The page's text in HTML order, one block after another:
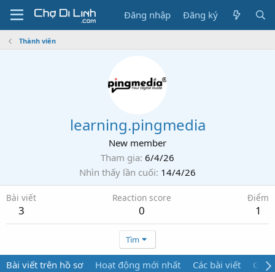
Đăng nhập Đăng ký
Thành viên
learning.pingmedia
New member
Tham gia 6/4/26
Nhìn thấy lần cuối 14/4/26
Bài viết
3
Reaction score
0
Điểm
1
Tìm
Bài viết trên hồ sơ Hoạt động mới nhất Các bài viết Giới